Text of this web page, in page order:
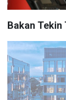
Bakan Tekin